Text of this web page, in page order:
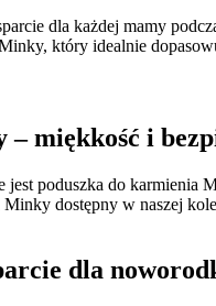
dla każdej mamy
który idealnie
miękkość i
poduszka do
dostępny w naszej
dla